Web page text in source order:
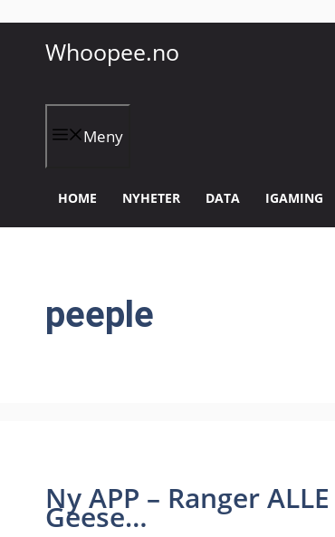
Whoopee.no
Meny
HOME NYHETER DATA IGAMING
peeple
Ny APP – Ranger
Geese…